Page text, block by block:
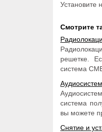
Установите
Смотрите
решетке.
система
система
вы можете
Снятие и